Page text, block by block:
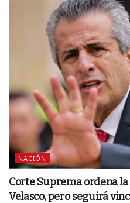
NACIÓN
Corte Suprema ordena
Velasco, pero seguirá